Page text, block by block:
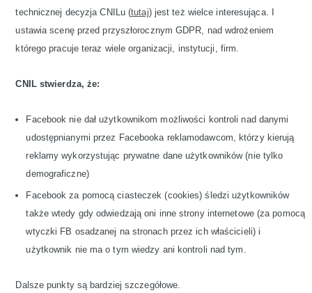
technicznej decyzja CNILu (tutaj) jest też wielce interesująca. I
ustawia scenę przed przyszłorocznym GDPR, nad wdrożeniem
którego pracuje teraz wiele organizacji, instytucji, firm.
CNIL stwierdza, że:
Facebook nie dał użytkownikom możliwości kontroli nad danymi
udostępnianymi przez Facebooka reklamodawcom, którzy kierują
reklamy wykorzystując prywatne dane użytkowników (nie tylko
demograficzne)
Facebook za pomocą ciasteczek (cookies) śledzi użytkowników
także wtedy gdy odwiedzają oni inne strony internetowe (za pomocą
wtyczki FB osadzanej na stronach przez ich właścicieli) i
użytkownik nie ma o tym wiedzy ani kontroli nad tym.
Dalsze punkty są bardziej szczegółowe.